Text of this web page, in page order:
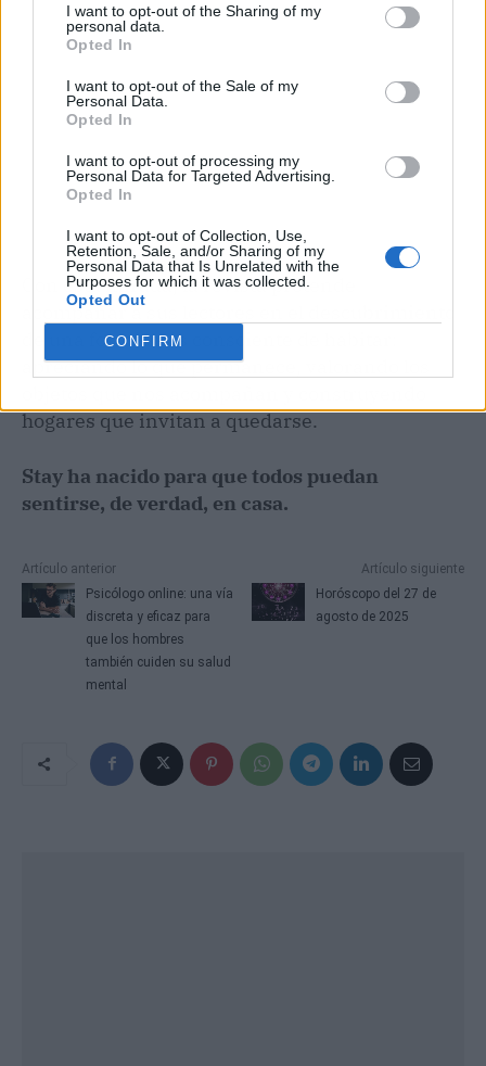
I want to opt-out of the Sharing of my
personal data.
Opted In
I want to opt-out of the Sale of my
Personal Data.
Opted In
I want to opt-out of processing my
Personal Data for Targeted Advertising.
Opted In
I want to opt-out of Collection, Use,
Retention, Sale, and/or Sharing of my
Personal Data that Is Unrelated with the
Purposes for which it was collected.
Opted Out
CONFIRM
Con esta mirada, la revista pretende
acompañar a sus lectores en el descubrimiento
de una forma más consciente de habitar:
apreciando lo que permanece, valorando los
hogares que invitan a quedarse.
Stay ha nacido para que todos puedan
sentirse, de verdad, en casa.
Artículo anterior
Psicólogo online: una vía
discreta y eficaz para
que los hombres
también cuiden su salud
mental
Artículo siguiente
Horóscopo del 27 de
agosto de 2025